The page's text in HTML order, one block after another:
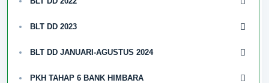
BLT DD 2023
BLT DD JANUARI-AGUSTUS 2024
PKH TAHAP 6 BANK HIMBARA